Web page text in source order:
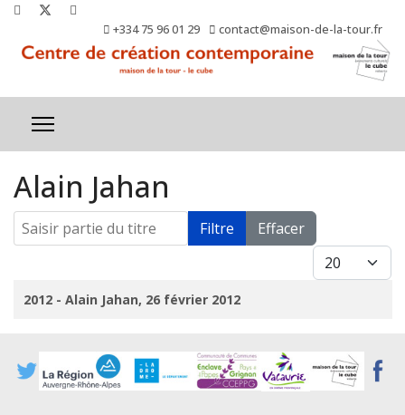
+334 75 96 01 29 contact@maison-de-la-tour.fr
Alain Jahan
Saisir partie du titre Filtre Effacer
Afficher #
Titre
2012 - Alain Jahan, 26 février 2012